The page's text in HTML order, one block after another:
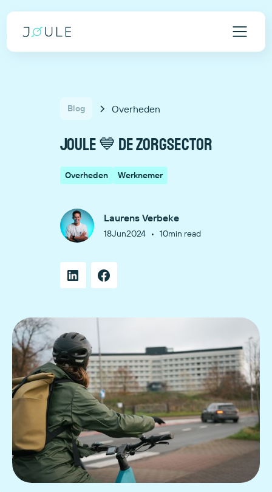
Blog Overheden
Joule 💙 de zorgsector
Overheden Werknemer
Laurens Verbeke
18Jun2024 • 10min read